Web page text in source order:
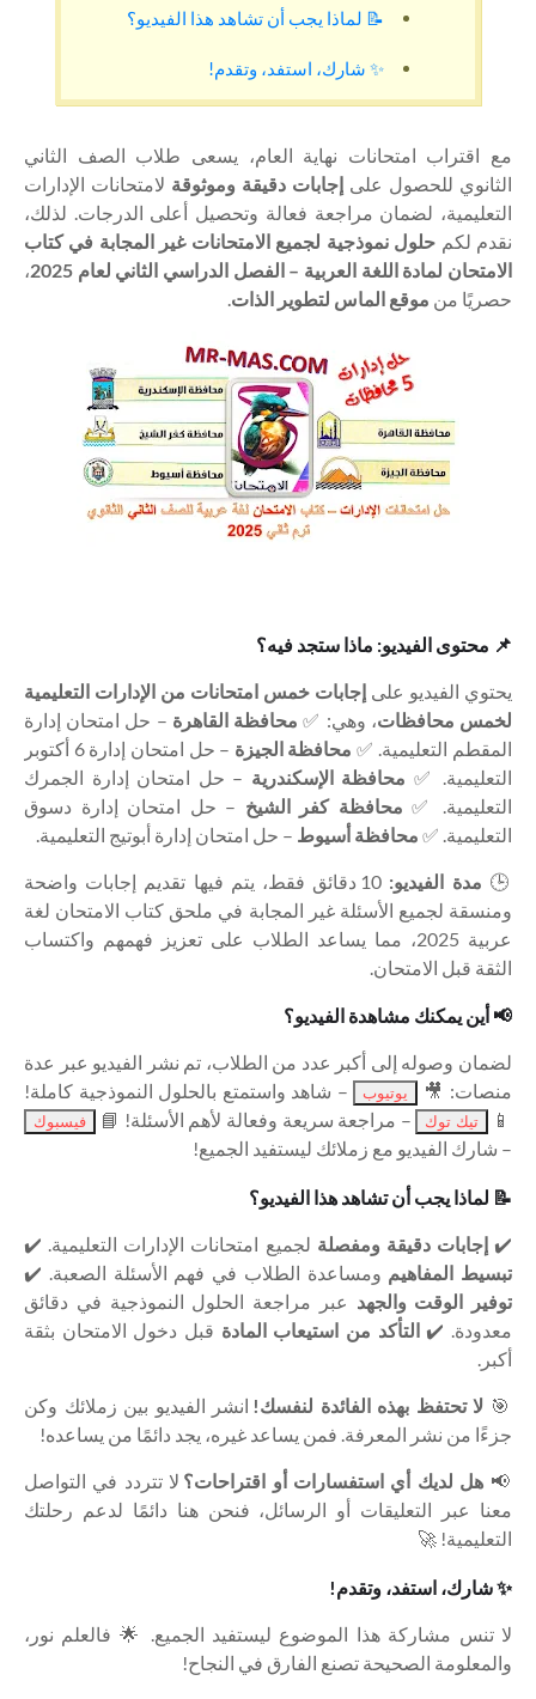
📝 لماذا يجب أن تشاهد هذا الفيديو؟
✨ شارك، استفد، وتقدم!
مع اقتراب امتحانات نهاية العام، يسعى طلاب الصف الثاني
الثانوي للحصول على إجابات دقيقة وموثوقة لامتحانات الإدارات
التعليمية، لضمان مراجعة فعالة وتحصيل أعلى الدرجات. لذلك،
نقدم لكم حلول نموذجية لجميع الامتحانات غير المجابة في كتاب
الامتحان لمادة اللغة العربية – الفصل الدراسي الثاني لعام 2025
،
حصريًا من موقع الماس لتطوير الذات.
📌 محتوى الفيديو: ماذا ستجد فيه؟
يحتوي الفيديو على إجابات خمس امتحانات من الإدارات التعليمية
لخمس محافظات، وهي: ✅ محافظة القاهرة – حل امتحان إدارة
المقطم التعليمية. ✅ محافظة الجيزة
– حل امتحان إدارة 6 أكتوبر
التعليمية. ✅ محافظة الإسكندرية – حل امتحان إدارة الجمرك
التعليمية. ✅ محافظة كفر الشيخ – حل امتحان إدارة دسوق
التعليمية. ✅ محافظة أسيوط – حل امتحان إدارة أبوتيج التعليمية.
🕒 مدة الفيديو:
10 دقائق فقط، يتم فيها تقديم إجابات واضحة
ومنسقة لجميع الأسئلة غير المجابة في ملحق كتاب الامتحان لغة
عربية 2025، مما يساعد الطلاب على تعزيز فهمهم واكتساب
الثقة قبل الامتحان.
📢 أين يمكنك مشاهدة الفيديو؟
لضمان وصوله إلى أكبر عدد من الطلاب، تم نشر الفيديو عبر عدة
منصات: 🎥
يوتيوب
– شاهد واستمتع بالحلول النموذجية كاملة!
📱
تيك توك – مراجعة سريعة وفعالة لأهم الأسئلة! 📘 فيسبوك
– شارك الفيديو مع زملائك ليستفيد الجميع!
📝 لماذا يجب أن تشاهد هذا الفيديو؟
✔️إجابات دقيقة ومفصلة لجميع امتحانات الإدارات التعليمية. ✔️
تبسيط المفاهيم ومساعدة الطلاب في فهم الأسئلة الصعبة. ✔️
توفير الوقت والجهد عبر مراجعة الحلول النموذجية في دقائق
معدودة. ✔️التأكد من استيعاب المادة قبل دخول الامتحان بثقة
أكبر.
🎯 لا تحتفظ بهذه الفائدة لنفسك! انشر الفيديو بين زملائك وكن
جزءًا من نشر المعرفة. فمن يساعد غيره، يجد دائمًا من يساعده!
📢 هل لديك أي استفسارات أو اقتراحات؟ لا تتردد في التواصل
معنا عبر التعليقات أو الرسائل، فنحن هنا دائمًا لدعم رحلتك
التعليمية! 🚀
✨ شارك، استفد، وتقدم!
لا تنس مشاركة هذا الموضوع ليستفيد الجميع. 🌟 فالعلم نور،
والمعلومة الصحيحة تصنع الفارق في النجاح!